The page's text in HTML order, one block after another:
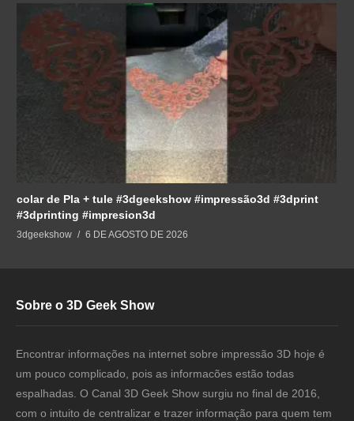
colar de Pla + tule #3dgeekshow #impressão3d #3dprint
#3dprinting #impresion3d
3dgeekshow 6 DE AGOSTO DE 2026
Sobre o 3D Geek Show
Encontrar informações na internet sobre impressão 3D hoje é
um pouco complicado, pois as informacões estão todas
espalhadas. O Canal 3D Geek Show surgiu no final de 2016,
com o intuito de centralizar e trazer informação para quem tem